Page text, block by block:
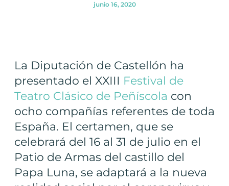
junio 16, 2020
La Diputación de Castellón ha
presentado el XXIII Festival de
Teatro Clásico de Peñíscola con
ocho compañías referentes de toda
España. El certamen, que se
celebrará del 16 al 31 de julio en el
Patio de Armas del castillo del
Papa Luna, se adaptará a la nueva